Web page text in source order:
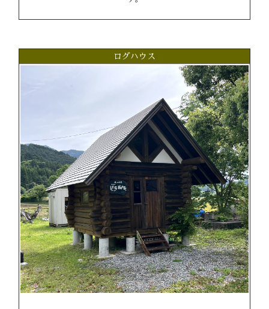
ログハウス